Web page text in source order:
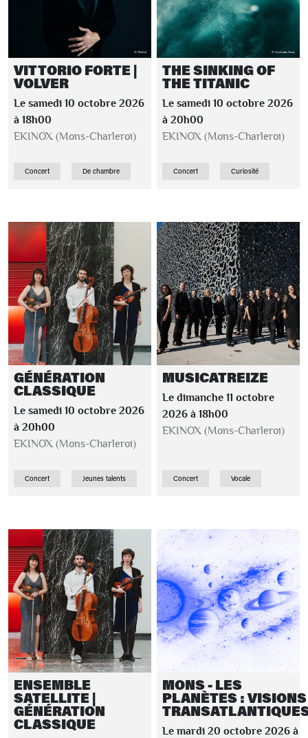
VITTORIO FORTE |
VOLVER
Le samedi 10 octobre 2026
à 18h00
EKINOX (Mons-Charleroi)
Concert De chambre
THE SINKING OF
THE TITANIC
Le samedi 10 octobre 2026
à 20h00
EKINOX (Mons-Charleroi)
Concert Curiosité
GÉNÉRATION
CLASSIQUE
Le samedi 10 octobre 2026
à 20h00
EKINOX (Mons-Charleroi)
Concert Jeunes talents
MUSICATREIZE
Le dimanche 11 octobre
2026 à 18h00
EKINOX (Mons-Charleroi)
Concert Vocale
ENSEMBLE
SATELLITE |
GÉNÉRATION
CLASSIQUE
MONS - LES
PLANÈTES : VISIONS
Le mardi 20 octobre 2026 à